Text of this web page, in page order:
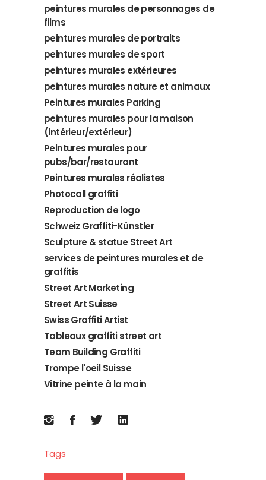
peintures murales de personnages de
films
peintures murales de portraits
peintures murales de sport
peintures murales extérieures
peintures murales nature et animaux
Peintures murales Parking
peintures murales pour la maison
(intérieur/extérieur)
Peintures murales pour
pubs/bar/restaurant
Peintures murales réalistes
Photocall graffiti
Reproduction de logo
Schweiz Graffiti-Künstler
Sculpture & statue Street Art
services de peintures murales et de
graffitis
Street Art Marketing
Street Art Suisse
Swiss Graffiti Artist
Tableaux graffiti street art
Team Building Graffiti
Trompe l'oeil Suisse
Vitrine peinte à la main
Tags